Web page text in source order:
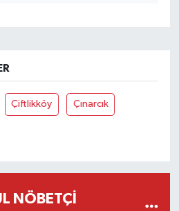
Çiftlikköy Çınarcık
NÖBETÇI